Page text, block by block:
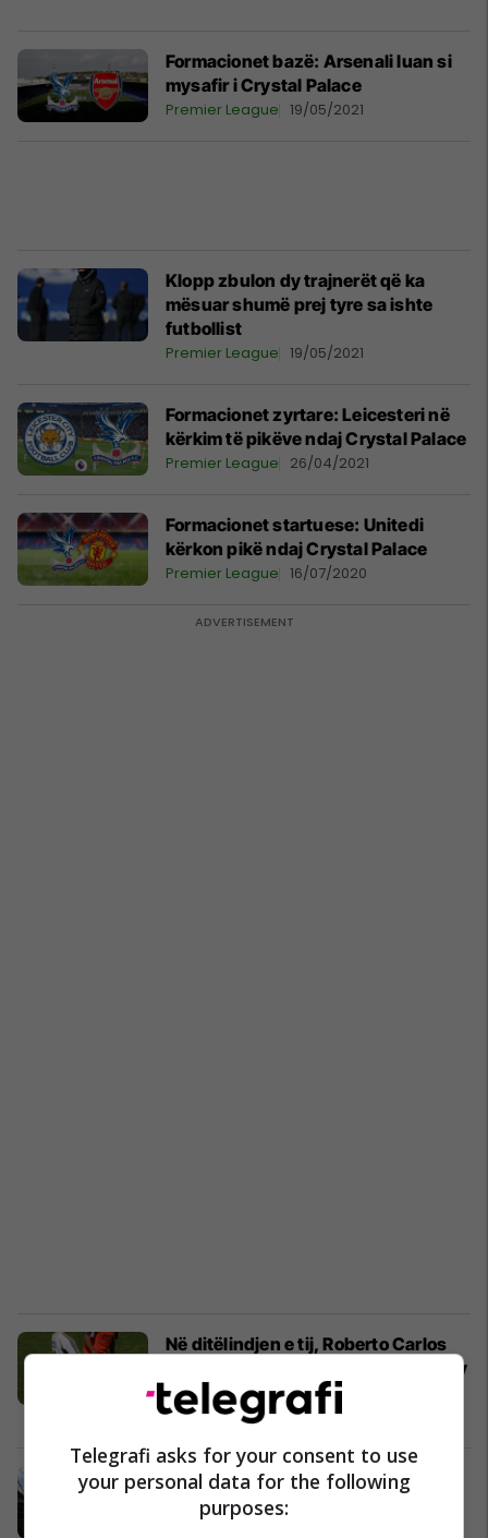
Formacionet bazë: Arsenali luan si
mysafir i Crystal Palace
Premier League 19/05/2021
Klopp zbulon dy trajnerët që ka
mësuar shumë prej tyre sa ishte
futbollist
Premier League 19/05/2021
Formacionet zyrtare: Leicesteri në
kërkim të pikëve ndaj Crystal Palace
Premier League 26/04/2021
Formacionet startuese: Unitedi
kërkon pikë ndaj Crystal Palace
Premier League 16/07/2020
Në ditëlindjen e tij, Roberto Carlos
kujton: Capello më shpëtoi, pasi Roy
Hodgson më shkatërroi te Interi
Ndërkombëtare 10/04/2020
Formacionet startuese: Arsenali në
kërkim të triumfit ndaj Crystal
Palace
Telegrafi asks for your consent to use
your personal data for the following
purposes: